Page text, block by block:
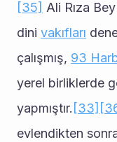
[35] Ali Rıza
dini vakıfları
çalışmış, 93
yerel birliklerde
yapmıştır. [33]
evlendikten